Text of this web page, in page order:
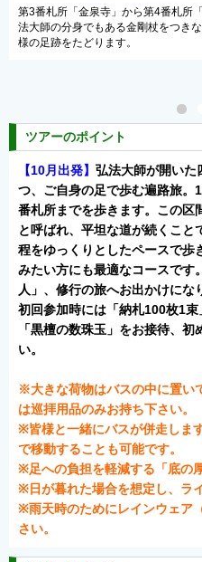
の風景。弘
の足でお大師
第5番札所「地蔵寺
百羅漢が安置されて
見応えも十分です。
ツアーのポイント
【10月出発】 弘法大師が開いた
つ、ご自身の足で歩む遍路旅。
番札所までを歩きます。この区
と呼ばれ、平坦な道が続くこ
程をゆっくりとしたペースで歩
みたい方にも最適なコースです
人」、修行の旅へお出かけにな
初回参加時には「納札100枚1束
「黒檀の数珠玉」をお接待、
い。
※大きな荷物はバスの中に置い
は巡拝用品のみお持ち下さい。
※皆様と一緒にバスが併走しま
で移動することも可能です。
※足への負担を軽減する「底の
※日が暮れた場合を想定し、ラ
※雨天時のためにレインウェア
さい。